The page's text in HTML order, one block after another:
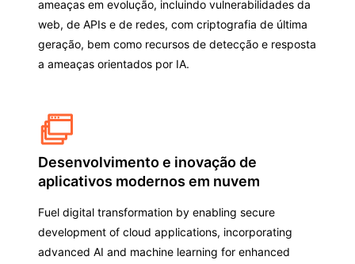
ameaças em evolução, incluindo vulnerabilidades da
web, de APIs e de redes, com criptografia de última
geração, bem como recursos de detecção e resposta
a ameaças orientados por IA.
Desenvolvimento e inovação de
aplicativos modernos em nuvem
Fuel digital transformation by enabling secure
development of cloud applications, incorporating
advanced AI and machine learning for enhanced